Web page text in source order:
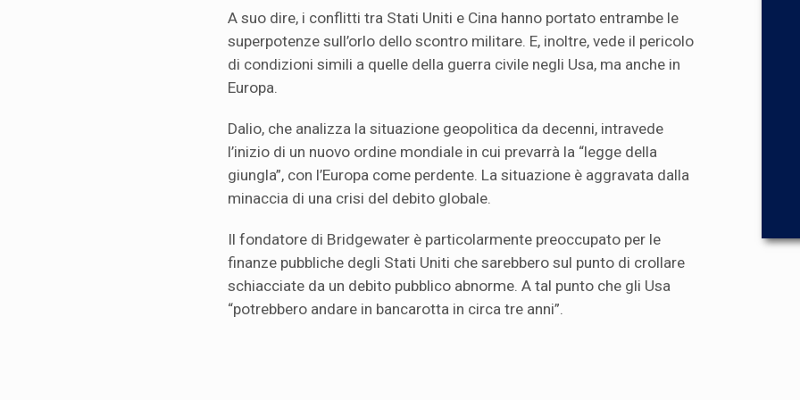
A suo dire, i conflitti tra Stati Uniti e Cina hanno portato entrambe le
superpotenze sull’orlo dello scontro militare. E, inoltre, vede il pericolo
di condizioni simili a quelle della guerra civile negli Usa, ma anche in
Europa.
Dalio, che analizza la situazione geopolitica da decenni, intravede
l’inizio di un nuovo ordine mondiale in cui prevarrà la “legge della
giungla”, con l’Europa come perdente. La situazione è aggravata dalla
minaccia di una crisi del debito globale.
Il fondatore di Bridgewater è particolarmente preoccupato per le
finanze pubbliche degli Stati Uniti che sarebbero sul punto di crollare
schiacciate da un debito pubblico abnorme. A tal punto che gli Usa
“potrebbero andare in bancarotta in circa tre anni”.